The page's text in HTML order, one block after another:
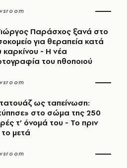
Παράσχος ξανά στο
για θεραπεία κατά
καρκίνου - Η νέα
του ηθοποιού
ως ταπείνωση:
στο σώμα της 250
τ’ όνομά του - Το πριν
το μετά